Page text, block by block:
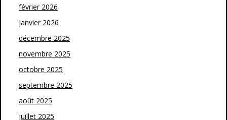
février 2026
janvier 2026
décembre 2025
novembre 2025
octobre 2025
septembre 2025
août 2025
juillet 2025